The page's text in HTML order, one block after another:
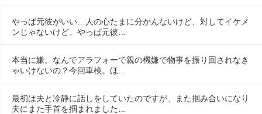
やっぱ元彼がいい…人の心たまに分かんないけど、対してイケメ
ンじゃないけど、やっぱ元彼…
本当に嫌。なんでアラフォーで親の機嫌で物事を振り回されなき
ゃいけないの？今回車検。ほ…
最初は夫と冷静に話しをしていたのですが、また掴み合いになり
夫にまた手首を掴まれました…